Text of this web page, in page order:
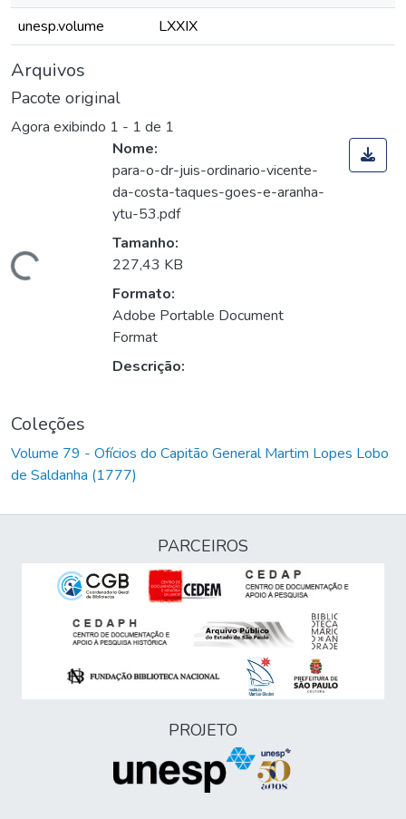
unesp.volume
LXXIX
Arquivos
Pacote original
Agora exibindo 1 - 1 de 1
Carregando...
Nome:
para-o-dr-juis-ordinario-vicente-
da-costa-taques-goes-e-aranha-
ytu-53.pdf
Tamanho:
227,43 KB
Formato:
Adobe Portable Document
Format
Descrição:
Coleções
Volume 79 - Ofícios do Capitão General Martim Lopes Lobo
de Saldanha (1777)
PARCEIROS
PROJETO